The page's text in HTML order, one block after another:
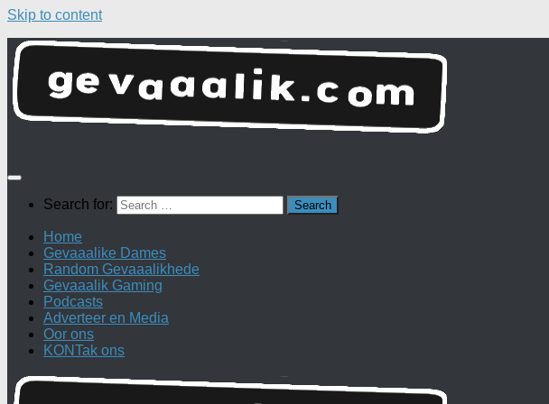
Skip to content
Search for:
Home
Gevaaalike Dames
Random Gevaaalikhede
Gevaaalik Gaming
Podcasts
Adverteer en Media
Oor ons
KONTak ons